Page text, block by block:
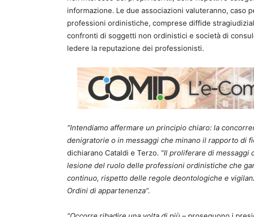
informazione. Le due associazioni valuteranno, caso
professioni ordinistiche, comprese diffide
confronti di soggetti non ordinistici e società di
ledere la reputazione dei professionisti.
“Intendiamo affermare un principio chiaro: la
denigratorie o in messaggi che minano il rapporto di
dichiarano Cataldi e Terzo. “Il proliferare di messaggi
lesione del ruolo delle professioni ordinistiche che
continuo, rispetto delle regole deontologiche e
Ordini di appartenenza”.